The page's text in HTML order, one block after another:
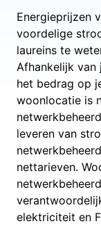
Energieprijzen
voordelige
laureins te
Afhankelijk van
het bedrag op
woonlocatie is
leveren van
nettarieven.
elektriciteit en